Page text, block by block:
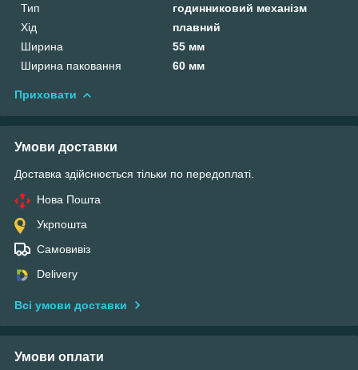
Тип
годинниковий механізм
Хід
плавний
Ширина
55 мм
Ширина паковання
60 мм
Приховати
Умови доставки
Доставка здійснюється тільки по передоплаті.
Нова Пошта
Укрпошта
Самовивіз
Delivery
Всі умови доставки
Умови оплати